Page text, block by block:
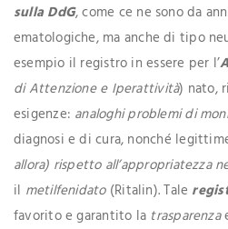
sulla DdG, come ce ne sono da
ematologiche, ma anche di tipo
esempio il registro in essere per l’
di Attenzione e Iperattività) nato,
esigenze: analoghi problemi di
diagnosi e di cura, nonché
allora) rispetto all’appropriatezza
il metilfenidato (Ritalin). Tale
favorito e garantito la trasparenza